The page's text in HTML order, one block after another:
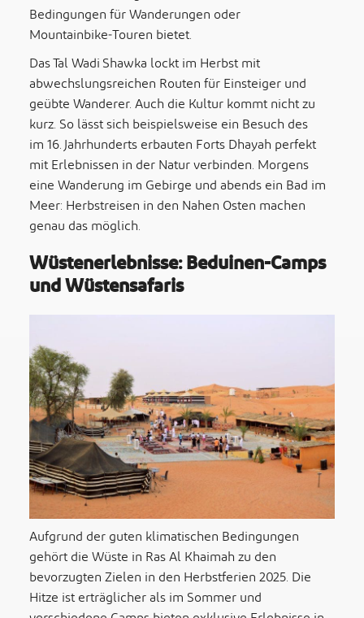
Bedingungen für Wanderungen oder
Mountainbike‑Touren bietet.
Das Tal Wadi Shawka lockt im Herbst mit
abwechslungsreichen Routen für Einsteiger und
geübte Wanderer. Auch die Kultur kommt nicht zu
kurz. So lässt sich beispielsweise ein Besuch des
im 16. Jahrhunderts erbauten Forts Dhayah perfekt
mit Erlebnissen in der Natur verbinden. Morgens
eine Wanderung im Gebirge und abends ein Bad im
Meer: Herbstreisen in den Nahen Osten machen
genau das möglich.
Wüstenerlebnisse: Beduinen-Camps
und Wüstensafaris
Aufgrund der guten klimatischen Bedingungen
gehört die Wüste in Ras Al Khaimah zu den
bevorzugten Zielen in den Herbstferien 2025. Die
Hitze ist erträglicher als im Sommer und